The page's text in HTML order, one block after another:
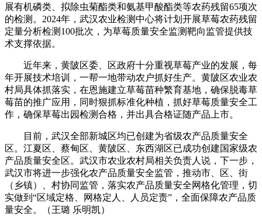
展有机磷类、拟除虫菊酯类和氨基甲酸酯类等农药残留65项次
的检测。2024年，武汉农业检测中心将计划开展草莓农药残留
定量分析检测100批次，为草莓质量安全监测靶向监管提供技
术支撑依据。
近年来，黄陂区委、区政府十分重视草莓产业的发展，每
年开展技术培训，一帮一地带动农户抓好生产。黄陂区农业农
村局具体抓落实，在恩施建立草莓苗种繁育基地，确保脱毒草
莓苗的推广应用，同时狠抓标准化种植，抓好草莓质量安全工
作，确保草莓出园检测合格，并出具合格证随产品上市。
目前，武汉全部新城区均已创建为省级农产品质量安全
区。江夏区、蔡甸区、黄陂区、东西湖区已成功创建国家级农
产品质量安全区。武汉市农业农村局相关负责人说，下一步，
武汉市将进一步强化农产品质量安全监管，推动市、区、街
（乡镇）、村协同监管，落实农产品质量安全网格化管理，切
实做到“区域定格、网格定人、人员定责”，全面保障农产品质
量安全。（王璐 乐明凯）